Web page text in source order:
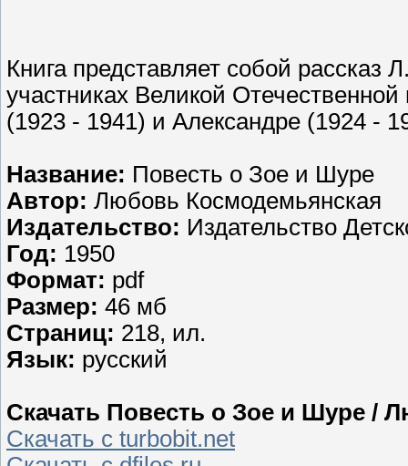
Книга представляет собой рассказ
участниках Великой
(1923 - 1941) и Александре (1924 -
Название: Повесть о Зое и Шуре
Автор: Любовь Космодемьянская
Издательство: Издательство
Год: 1950
Формат: pdf
Размер: 46 мб
Cтраниц: 218, ил.
Язык: русский
Скачать Повесть о Зое и Шуре /
Скачать с turbobit.net